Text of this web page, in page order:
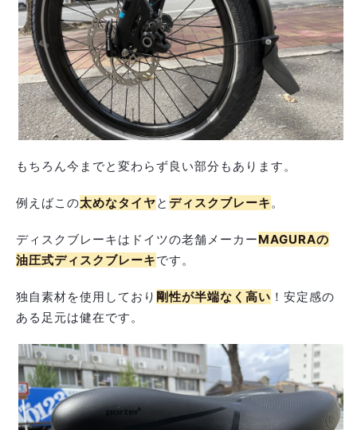
もちろん今までと変わらず良い部分もあります。
例えばこの太めなタイヤと ディスクブレーキ。
ディスクブレーキはドイツの老舗メーカーMAGURAの
油圧式ディスクブレーキです。
独自素材を使用しており 剛性が半端なく高い ！ 安定感の
ある足元は健在です。